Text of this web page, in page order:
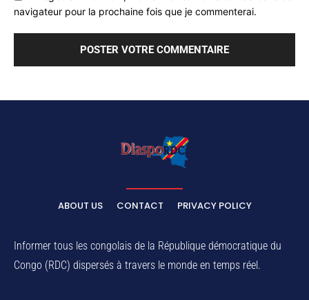
navigateur pour la prochaine fois que je commenterai.
ABOUT US CONTACT PRIVACY POLICY
Informer tous les congolais de la République démocratique du
Congo (RDC) dispersés à travers le monde en temps réel.